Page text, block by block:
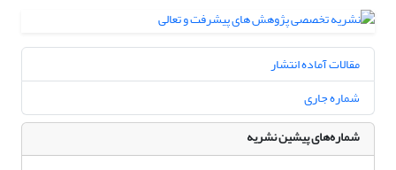
مقالات آماده انتشار
شماره جاری
شماره‌های پیشین نشریه